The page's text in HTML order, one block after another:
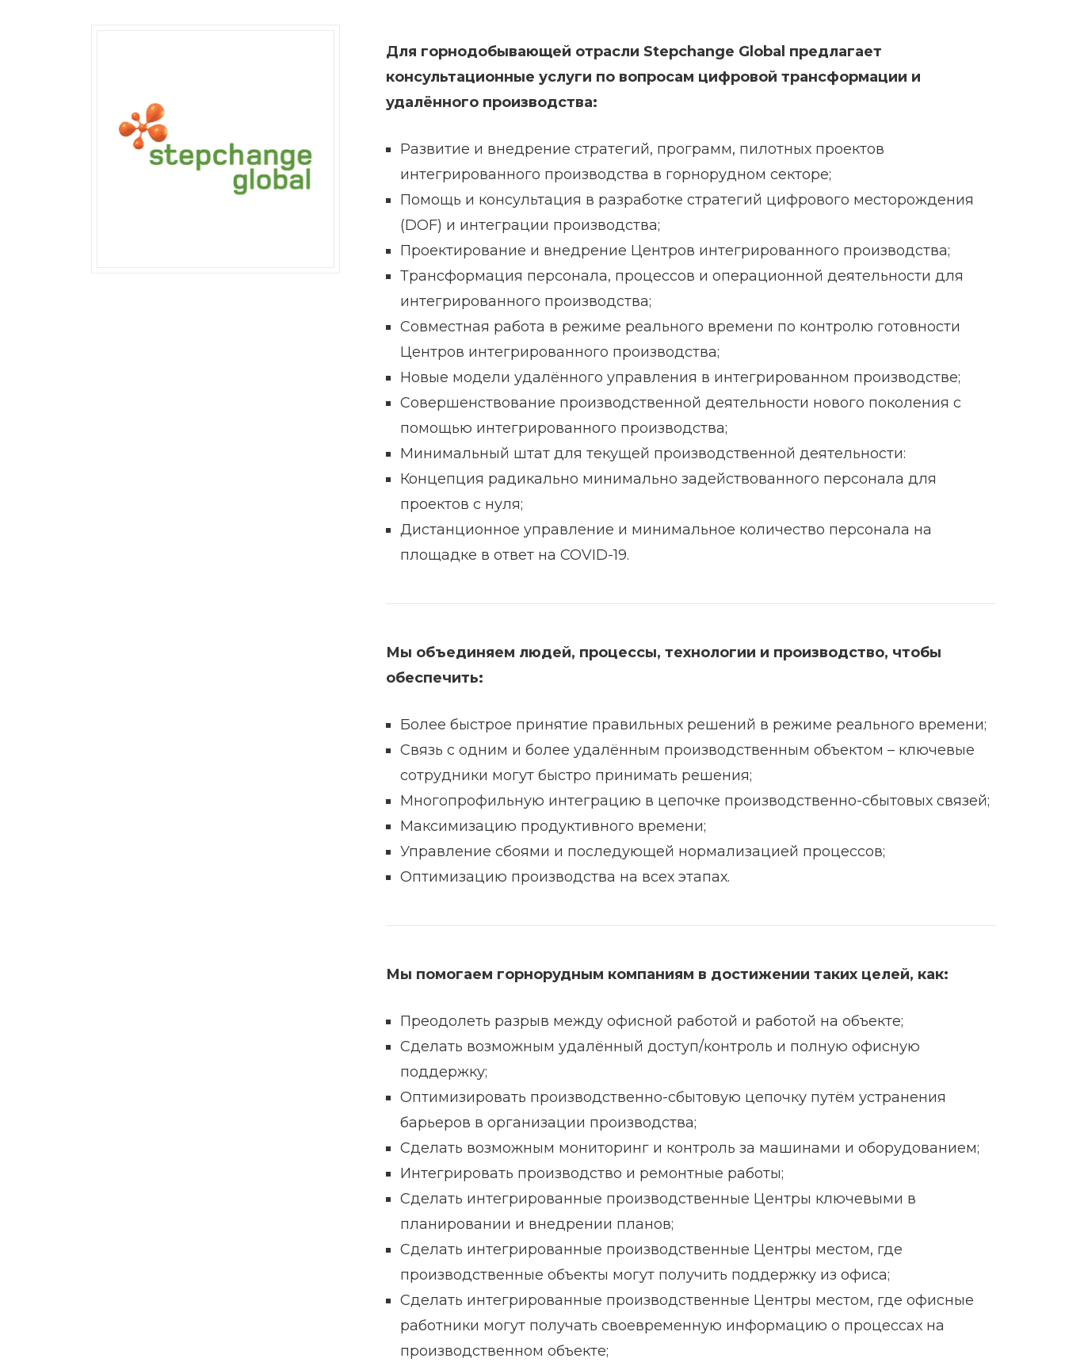
Для горнодобывающей отрасли Stepchange Global предлагает
консультационные услуги по вопросам цифровой трансформации и
удалённого производства:
Развитие и внедрение стратегий, программ, пилотных проектов
интегрированного производства в горнорудном секторе;
Помощь и консультация в разработке стратегий цифрового месторождения
(DOF) и интеграции производства;
Проектирование и внедрение Центров интегрированного производства;
Трансформация персонала, процессов и операционной деятельности для
интегрированного производства;
Совместная работа в режиме реального времени по контролю готовности
Центров интегрированного производства;
Новые модели удалённого управления в интегрированном производстве;
Совершенствование производственной деятельности нового поколения c
помощью интегрированного производства;
Минимальный штат для текущей производственной деятельности:
Концепция радикально минимально задействованного персонала для
проектов с нуля;
Дистанционное управление и минимальное количество персонала на
площадке в ответ на COVID-19.
Мы объединяем людей, процессы, технологии и производство, чтобы
обеспечить:
Более быстрое принятие правильных решений в режиме реального времени;
Связь с одним и более удалённым производственным объектом – ключевые
сотрудники могут быстро принимать решения;
Многопрофильную интеграцию в цепочке производственно-сбытовых связей;
Максимизацию продуктивного времени;
Управление сбоями и последующей нормализацией процессов;
Оптимизацию производства на всех этапах.
Мы помогаем горнорудным компаниям в достижении таких целей, как:
Преодолеть разрыв между офисной работой и работой на объекте;
Сделать возможным удалённый доступ/контроль и полную офисную
поддержку;
Оптимизировать производственно-сбытовую цепочку путём устранения
барьеров в организации производства;
Сделать возможным мониторинг и контроль за машинами и оборудованием;
Интегрировать производство и ремонтные работы;
Сделать интегрированные производственные Центры ключевыми в
планировании и внедрении планов;
Сделать интегрированные производственные Центры местом, где
производственные объекты могут получить поддержку из офиса;
Сделать интегрированные производственные Центры местом, где офисные
работники могут получать своевременную информацию о процессах на
производственном объекте;